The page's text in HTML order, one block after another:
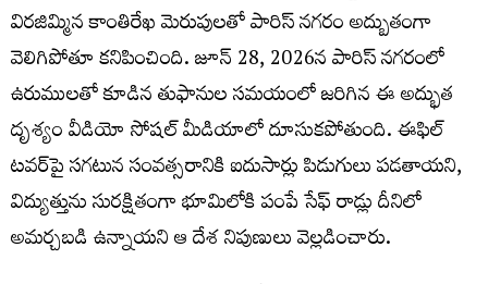
విరజిమ్మిన కాంతిరేఖ మెరుపులతో పారిస్ నగరం అద్బుతంగా
వెలిగిపోతూ కనిపించింది. జూన్ 28, 2026న పారిస్ నగరంలో
ఉరుములతో కూడిన తుఫానుల సమయంలో జరిగిన ఈ అద్భుత
దృశ్యం వీడియో సోషల్ మీడియాలో దూసుకపోతుంది. ఈఫిల్
టవర్‌పై సగటున సంవత్సరానికి ఐదుసార్లు పిడుగులు పడతాయని,
విద్యుత్తును సురక్షితంగా భూమిలోకి పంపే సేఫ్ రాడ్లు దీనిలో
అమర్చబడి ఉన్నాయని ఆ దేశ నిపుణులు వెల్లడించారు.